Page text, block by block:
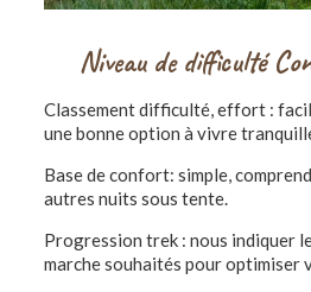
Niveau de difficulté
Classement difficulté, effort :
une bonne option à vivre
Base de confort: simple,
autres nuits sous tente.
Progression trek : nous indiquer
marche souhaités pour optimiser